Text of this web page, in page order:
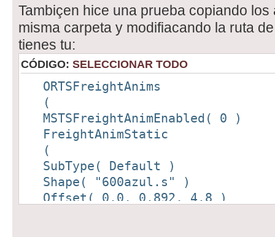
(
SubType( Default )
Shape( "Shapes_FAn\\c_2cv-
Offset( 0.0, 0.892, 1.01 )
)
FreightAnimStatic
(
SubType( Default )
Shape(
Offset( 0.0, 0.892, -3.2 )
)
FreightAnimStatic
(
Tambiçen hice una prueba copiando
misma carpeta y modifiacando la ruta
tienes tu:
CÓDIGO: SELECCIONAR TODO
ORTSFreightAnims
(
MSTSFreightAnimEnabled( 0 )
FreightAnimStatic
(
SubType( Default )
Shape( "600azul.s" )
Offset( 0.0, 0.892, 4.8 )